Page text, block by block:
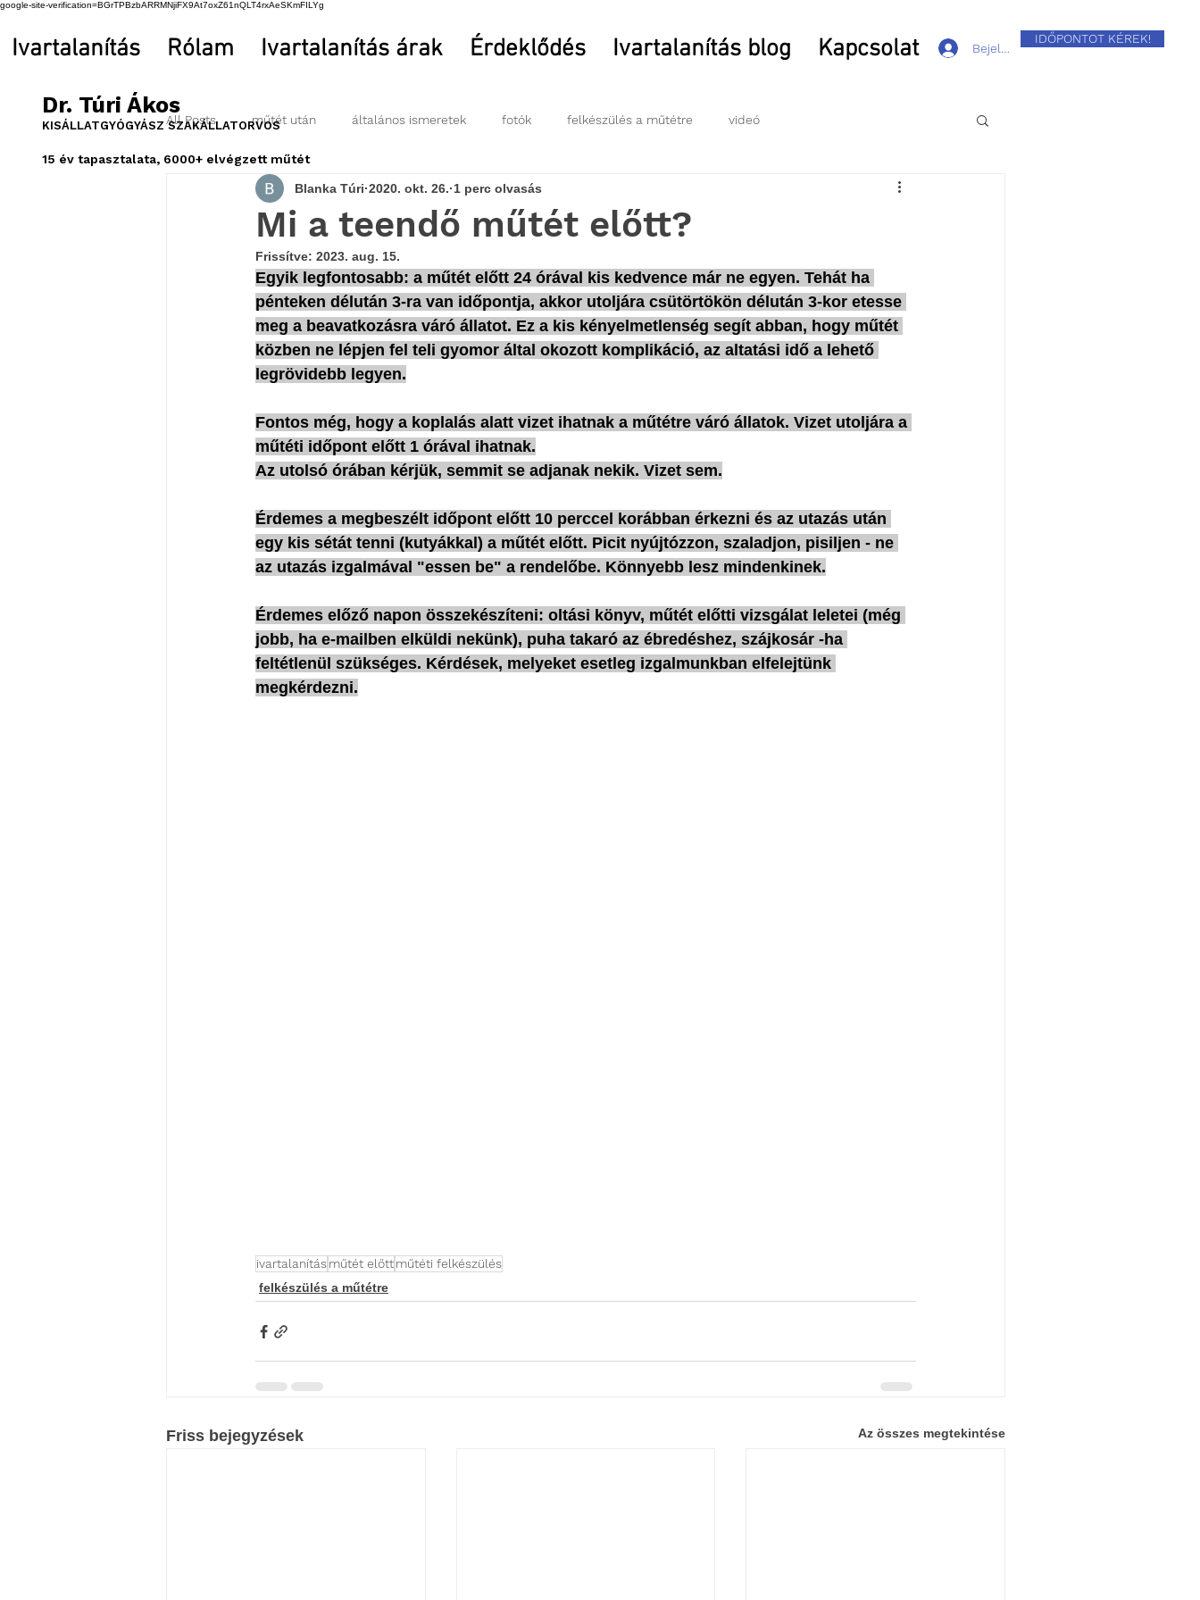
google-site-verification=BGrTPBzbARRMNjiFX9At7oxZ61nQLT4rxAeSKmFILYg
Dr. Túri Ákos
KISÁLLATGYÓGYÁSZ SZAKÁLLATORVOS
15 év tapasztalata, 6000+ elvégzett műtét
IDŐPONTOT KÉREK!
Ivartalanítás Rólam Ivartalanítás árak Érdeklődés Ivartalanítás blog Kapcsolat Bejelentkezés
All Posts műtét után általános ismeretek fotók felkészülés a műtétre videó
Mi a teendő műtét előtt?
Blanka Túri 2020. okt. 26. 1 perc olvasás
Frissítve: 2023. aug. 15.
Egyik legfontosabb: a műtét előtt 24 órával kis kedvence már ne egyen. Tehát ha
pénteken délután 3-ra van időpontja, akkor utoljára csütörtökön délután 3-kor etesse
meg a beavatkozásra váró állatot. Ez a kis kényelmetlenség segít abban, hogy műtét
közben ne lépjen fel teli gyomor által okozott komplikáció, az altatási idő a lehető
legrövidebb legyen.
Fontos még, hogy a koplalás alatt vizet ihatnak a műtétre váró állatok. Vizet utoljára a
műtéti időpont előtt 1 órával ihatnak.
Az utolsó órában kérjük, semmit se adjanak nekik. Vizet sem.
Érdemes a megbeszélt időpont előtt 10 perccel korábban érkezni és az utazás után
egy kis sétát tenni (kutyákkal) a műtét előtt. Picit nyújtózzon, szaladjon, pisiljen - ne
az utazás izgalmával "essen be" a rendelőbe. Könnyebb lesz mindenkinek.
Érdemes előző napon összekészíteni: oltási könyv, műtét előtti vizsgálat leletei (még
jobb, ha e-mailben elküldi nekünk), puha takaró az ébredéshez, szájkosár -ha
feltétlenül szükséges. Kérdések, melyeket esetleg izgalmunkban elfelejtünk
megkérdezni.
ivartalanításműtét előttműtéti felkészülés
felkészülés a műtétre
Friss bejegyzések Az összes megtekintése